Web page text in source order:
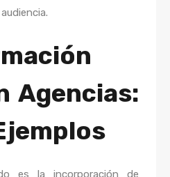
Agencias:
es la incorporación de